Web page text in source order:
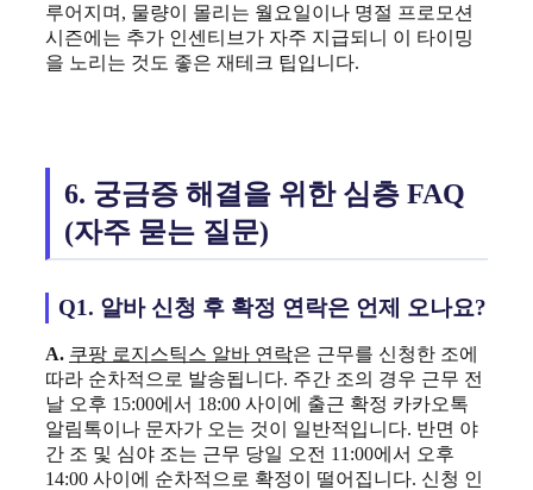
루어지며, 물량이 몰리는 월요일이나 명절 프로모션
시즌에는 추가 인센티브가 자주 지급되니 이 타이밍
을 노리는 것도 좋은 재테크 팁입니다.
6. 궁금증 해결을 위한 심층 FAQ
(자주 묻는 질문)
Q1. 알바 신청 후 확정 연락은 언제 오나요?
A. 쿠팡 로지스틱스 알바 연락은 근무를 신청한 조에
따라 순차적으로 발송됩니다. 주간 조의 경우 근무 전
날 오후 15:00에서 18:00 사이에 출근 확정 카카오톡
알림톡이나 문자가 오는 것이 일반적입니다. 반면 야
간 조 및 심야 조는 근무 당일 오전 11:00에서 오후
14:00 사이에 순차적으로 확정이 떨어집니다. 신청 인